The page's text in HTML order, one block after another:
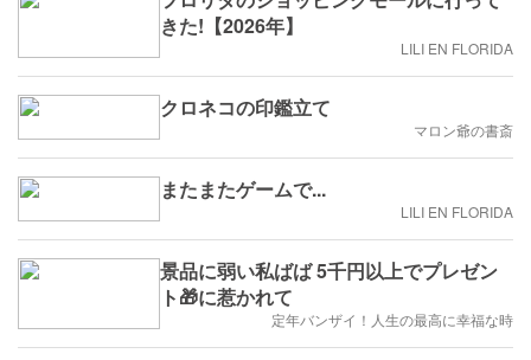
きた!【2026年】
LILI EN FLORIDA
クロネコの印鑑立て
マロン爺の書斎
またまたゲームで...
LILI EN FLORIDA
景品に弱い私ばば 5千円以上でプレゼン
ト🎁に惹かれて
定年バンザイ！人生の最高に幸福な時